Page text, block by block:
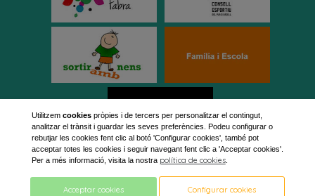
Utilitzem cookiespròpies i de tercers per personalitzar el contingut,
analitzar el trànsit i guardar les seves preferències. Podeu configurar o
rebutjar les cookies fent clic al botó 'Configurar cookies', també pot
acceptar totes les cookies i seguir navegant fent clic a 'Acceptar cookies'.
Per a més informació, visita la nostra política de cookies.
Acceptar cookies Configurar cookies